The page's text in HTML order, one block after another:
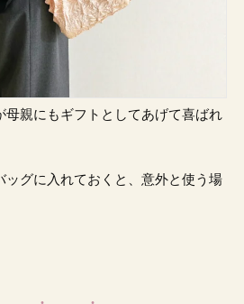
母親にもギフトとしてあげて喜ばれ
ッグに入れておくと、意外と使う場